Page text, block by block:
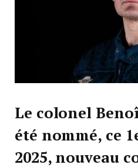
Le colonel
été nommé, ce
2025, nouveau